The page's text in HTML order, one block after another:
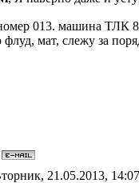
013. машина ТЛК
мат, слежу за
21.05.2013,